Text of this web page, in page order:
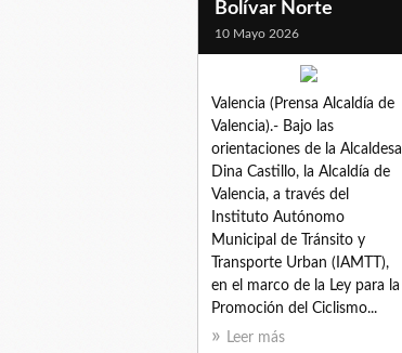
Bolívar Norte
10 Mayo 2026
Valencia (Prensa Alcaldía de
Valencia).- Bajo las
orientaciones de la Alcaldesa
Dina Castillo, la Alcaldía de
Valencia, a través del
Instituto Autónomo
Municipal de Tránsito y
Transporte Urban (IAMTT),
en el marco de la Ley para la
Promoción del Ciclismo...
Leer más